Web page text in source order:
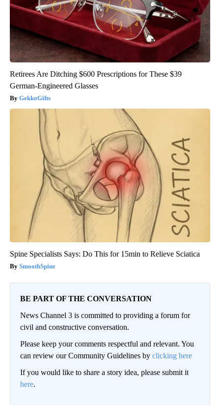
Retirees Are Ditching $600 Prescriptions for These $39
German-Engineered Glasses
GekkoGifts
Spine Specialists Says: Do This for 15min to Relieve Sciatica
SmoothSpine
BE PART OF THE CONVERSATION
News Channel 3 is committed to providing a forum for
civil and constructive conversation.
Please keep your comments respectful and relevant. You
can review our Community Guidelines by clicking here
If you would like to share a story idea, please submit it
here.